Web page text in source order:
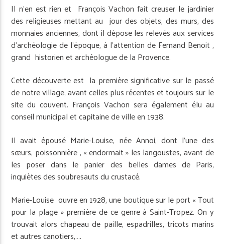
Il n’en est rien et François Vachon fait creuser le jardinier
des religieuses mettant au jour des objets, des murs, des
monnaies anciennes, dont il dépose les relevés aux services
d’archéologie de l’époque, à l’attention de Fernand Benoit ,
grand historien et archéologue de la Provence.
Cette découverte est la première significative sur le passé
de notre village, avant celles plus récentes et toujours sur le
site du couvent. François Vachon sera également élu au
conseil municipal et capitaine de ville en 1938.
Il avait épousé Marie-Louise, née Annoi, dont l’une des
sœurs, poissonnière , « endormait » les langoustes, avant de
les poser dans le panier des belles dames de Paris,
inquiètes des soubresauts du crustacé.
Marie-Louise ouvre en 1928, une boutique sur le port « Tout
pour la plage » première de ce genre à Saint-Tropez. On y
trouvait alors chapeau de paille, espadrilles, tricots marins
et autres canotiers,….